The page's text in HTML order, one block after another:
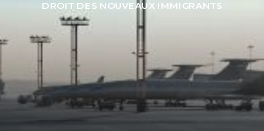
DROIT DES NOUVEAUX IMMIGRANTS